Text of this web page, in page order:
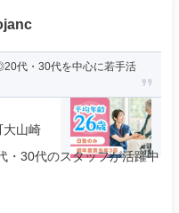
代・30代を中心に若手活
大山崎
・30代のスタッフが活躍中